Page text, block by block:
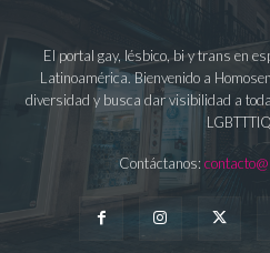
El portal gay, lésbico, bi y trans en
Latinoamérica. Bienvenido a
diversidad y busca dar visibilidad a
Contáctanos: